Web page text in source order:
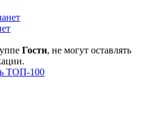
Гости, не могут оставлять
ТОП-100